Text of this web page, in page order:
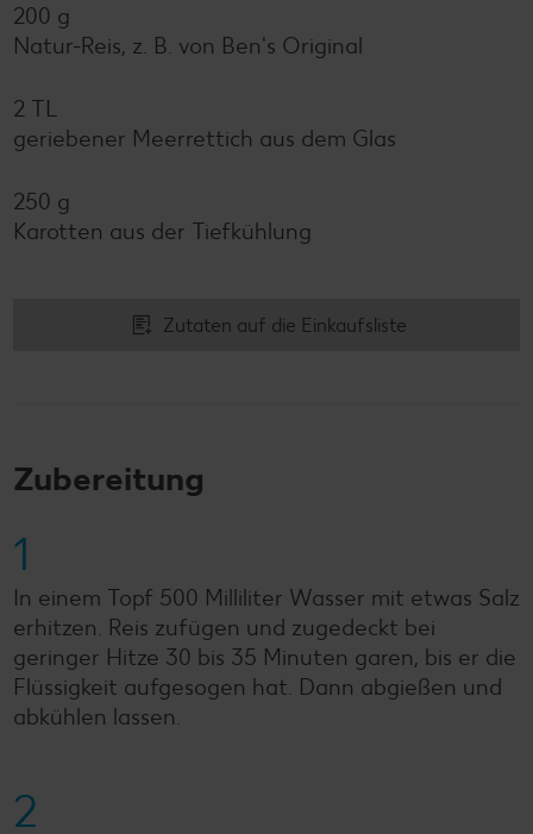
200 g
Natur-Reis, z. B. von Ben's Original
2 TL
geriebener Meerrettich aus dem Glas
250 g
Karotten aus der Tiefkühlung
Zutaten auf die Einkaufsliste
Zubereitung
1
In einem Topf 500 Milliliter Wasser mit etwas Salz
erhitzen. Reis zufügen und zugedeckt bei
geringer Hitze 30 bis 35 Minuten garen, bis er die
Flüssigkeit aufgesogen hat. Dann abgießen und
abkühlen lassen.
2